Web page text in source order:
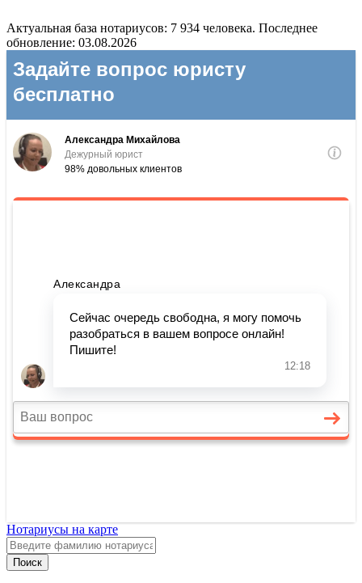
Актуальная база нотариусов: 7 934 человека. Последнее
обновление: 03.08.2026
Нотариусы на карте
Поиск